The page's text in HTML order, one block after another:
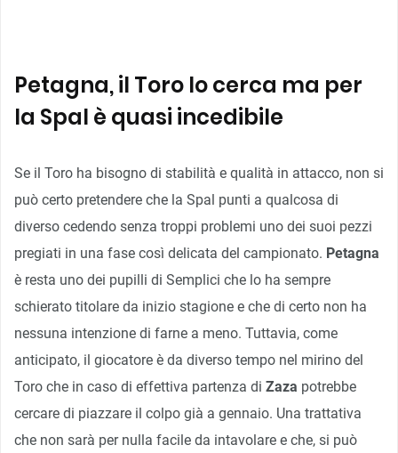
Petagna, il Toro lo cerca ma per
la Spal è quasi incedibile
Se il Toro ha bisogno di stabilità e qualità in attacco, non si
può certo pretendere che la Spal punti a qualcosa di
diverso cedendo senza troppi problemi uno dei suoi pezzi
pregiati in una fase così delicata del campionato. Petagna
è resta uno dei pupilli di Semplici che lo ha sempre
schierato titolare da inizio stagione e che di certo non ha
nessuna intenzione di farne a meno. Tuttavia, come
anticipato, il giocatore è da diverso tempo nel mirino del
Toro che in caso di effettiva partenza di Zaza potrebbe
cercare di piazzare il colpo già a gennaio. Una trattativa
che non sarà per nulla facile da intavolare e che, si può